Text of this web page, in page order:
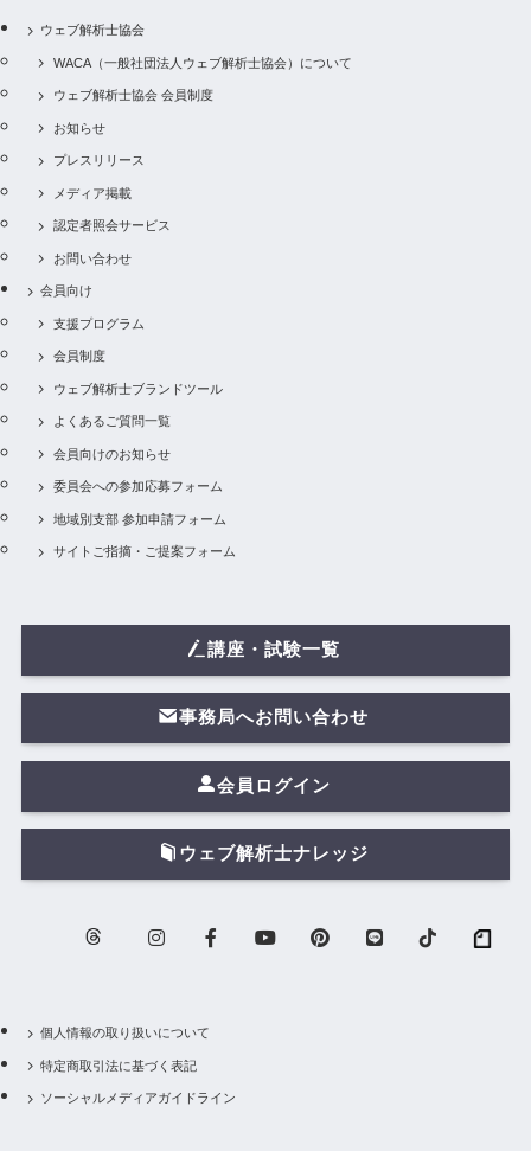
ウェブ解析士協会
WACA（一般社団法人ウェブ解析士協会）について
ウェブ解析士協会 会員制度
お知らせ
プレスリリース
メディア掲載
認定者照会サービス
お問い合わせ
会員向け
支援プログラム
会員制度
ウェブ解析士ブランドツール
よくあるご質問一覧
会員向けのお知らせ
委員会への参加応募フォーム
地域別支部 参加申請フォーム
サイトご指摘・ご提案フォーム
講座・試験一覧
事務局へお問い合わせ
会員ログイン
ウェブ解析士ナレッジ
個人情報の取り扱いについて
特定商取引法に基づく表記
ソーシャルメディアガイドライン